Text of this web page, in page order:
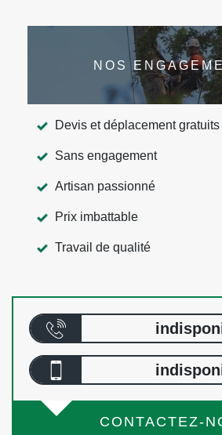
NOS
Devis et déplacement gratuits
Sans engagement
Artisan passionné
Prix imbattable
Travail de qualité
CONTACTEZ-